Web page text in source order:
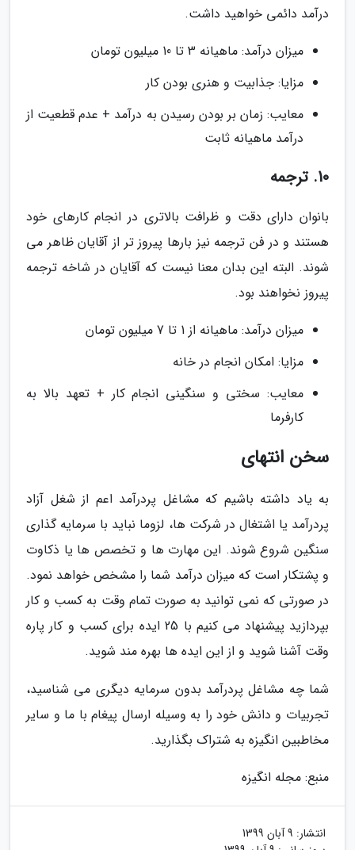
درآمد دائمی خواهید داشت.
میزان درآمد: ماهیانه 3 تا 10 میلیون تومان
مزایا: جذابیت و هنری بودن کار
معایب: زمان بر بودن رسیدن به درآمد + عدم قطعیت از
درآمد ماهیانه ثابت
10. ترجمه
بانوان دارای دقت و ظرافت بالاتری در انجام کارهای خود
هستند و در فن ترجمه نیز بارها پیروز تر از آقایان ظاهر می
شوند. البته این بدان معنا نیست که آقایان در شاخه ترجمه
پیروز نخواهند بود.
میزان درآمد: ماهیانه از 1 تا 7 میلیون تومان
مزایا: امکان انجام در خانه
معایب: سختی و سنگینی انجام کار + تعهد بالا به
کارفرما
سخن انتهای
به یاد داشته باشیم که مشاغل پردرآمد اعم از شغل آزاد
پردرآمد یا اشتغال در شرکت ها، لزوما نباید با سرمایه گذاری
سنگین شروع شوند. این مهارت ها و تخصص ها یا ذکاوت
و پشتکار است که میزان درآمد شما را مشخص خواهد نمود.
در صورتی که نمی توانید به صورت تمام وقت به کسب و کار
بپردازید پیشنهاد می کنیم با 25 ایده برای کسب و کار پاره
وقت آشنا شوید و از این ایده ها بهره مند شوید.
شما چه مشاغل پردرآمد بدون سرمایه دیگری می شناسید،
تجربیات و دانش خود را به وسیله ارسال پیغام با ما و سایر
مخاطبین انگیزه به شتراک بگذارید.
منبع: مجله انگیزه
انتشار: 9 آبان 1399